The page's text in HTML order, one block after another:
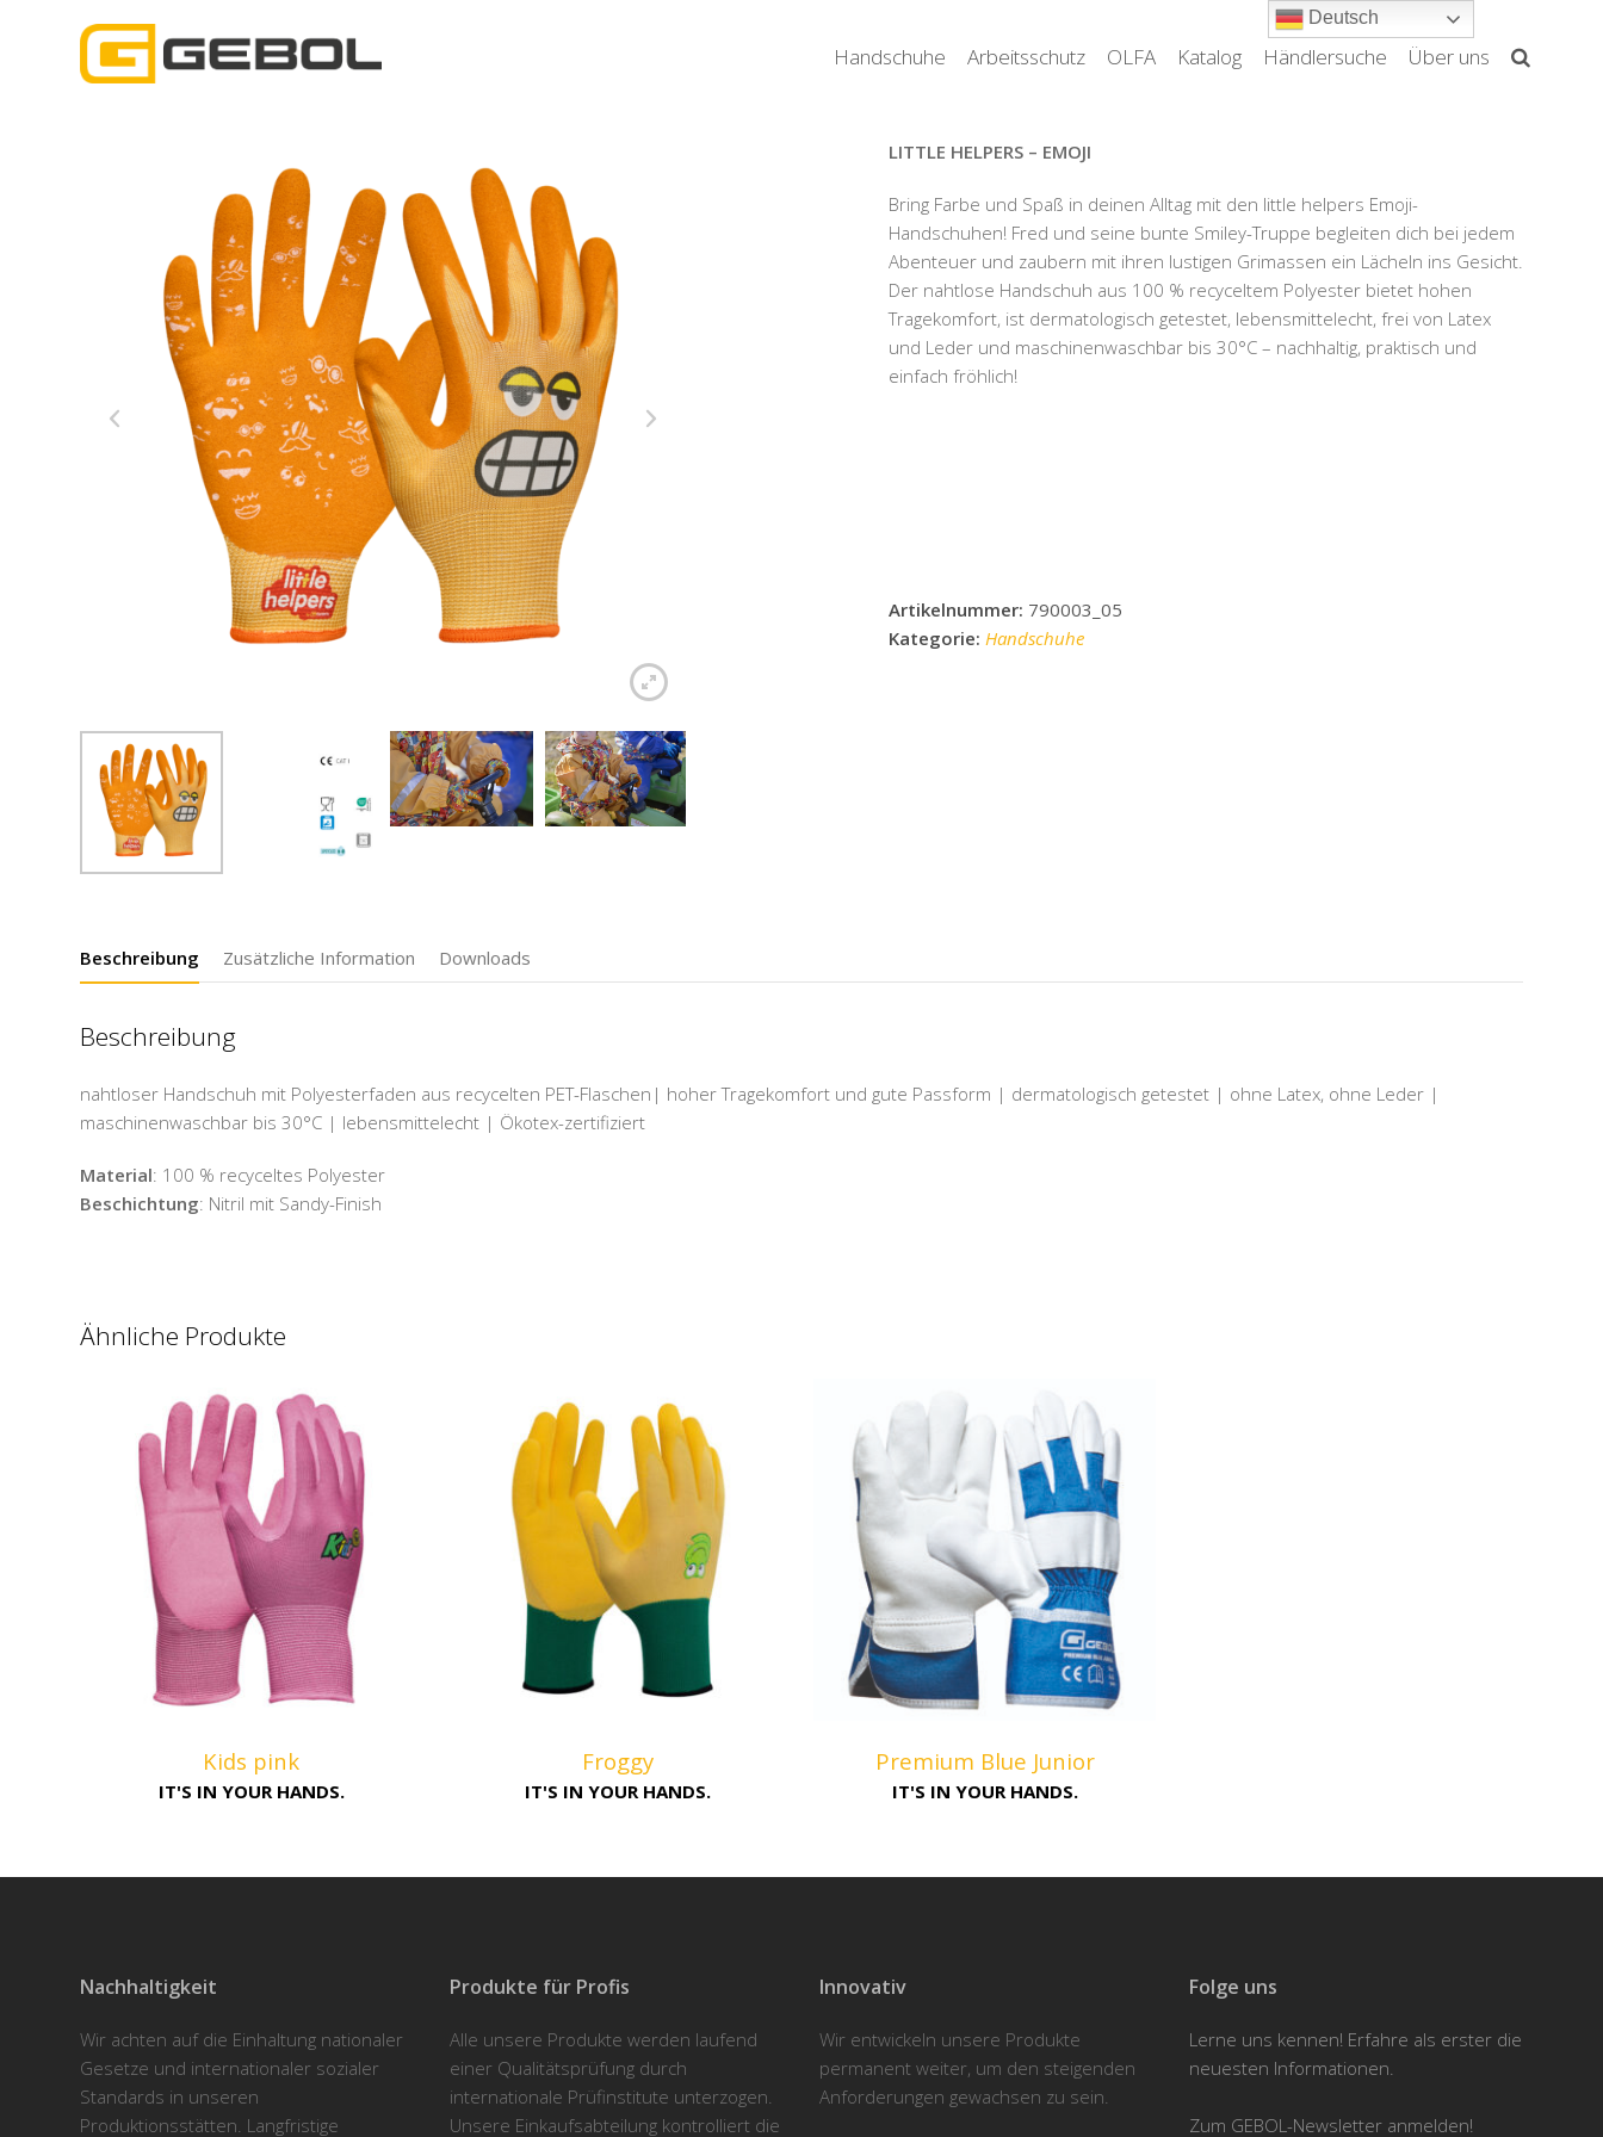
Handschuhe Arbeitsschutz OLFA Katalog Händlersuche Über uns
LITTLE HELPERS – EMOJI
Bring Farbe und Spaß in deinen Alltag mit den little helpers Emoji-
Handschuhen! Fred und seine bunte Smiley-Truppe begleiten dich bei jedem
Abenteuer und zaubern mit ihren lustigen Grimassen ein Lächeln ins Gesicht.
Der nahtlose Handschuh aus 100 % recyceltem Polyester bietet hohen
Tragekomfort, ist dermatologisch getestet, lebensmittelecht, frei von Latex
und Leder und maschinenwaschbar bis 30°C – nachhaltig, praktisch und
einfach fröhlich!
Artikelnummer: 790003_05
Kategorie: Handschuhe
Beschreibung Zusätzliche Information Downloads
Beschreibung
nahtloser Handschuh mit Polyesterfaden aus recycelten PET-Flaschen| hoher Tragekomfort und gute Passform | dermatologisch getestet | ohne Latex, ohne Leder |
maschinenwaschbar bis 30°C | lebensmittelecht | Ökotex-zertifiziert
Material: 100 % recyceltes Polyester
Beschichtung: Nitril mit Sandy-Finish
Ähnliche Produkte
Kids pink
IT'S IN YOUR HANDS.
Froggy
IT'S IN YOUR HANDS.
Premium Blue Junior
IT'S IN YOUR HANDS.
Nachhaltigkeit
Wir achten auf die Einhaltung nationaler
Gesetze und internationaler sozialer
Standards in unseren
Produktionsstätten. Langfristige
Produkte für Profis
Alle unsere Produkte werden laufend
einer Qualitätsprüfung durch
internationale Prüfinstitute unterzogen.
Unsere Einkaufsabteilung kontrolliert die
Innovativ
Wir entwickeln unsere Produkte
permanent weiter, um den steigenden
Anforderungen gewachsen zu sein.
Folge uns
Lerne uns kennen! Erfahre als erster die
neuesten Informationen.
Zum GEBOL-Newsletter anmelden!
Deutsch